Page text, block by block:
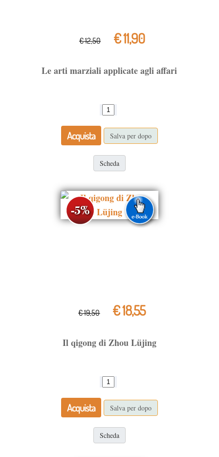
€ 12,50 € 11,90
Le arti marziali applicate agli affari
Acquista Salva per dopo
Scheda
€ 19,50 € 18,55
Il qigong di Zhou Lüjing
Acquista Salva per dopo
Scheda